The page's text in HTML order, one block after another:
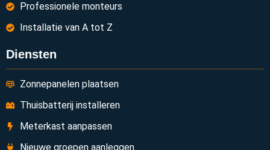
Professionele monteurs
Installatie van A tot Z
Diensten
Zonnepanelen plaatsen
Thuisbatterij installeren
Meterkast aanpassen
Nieuwe groepen aanleggen